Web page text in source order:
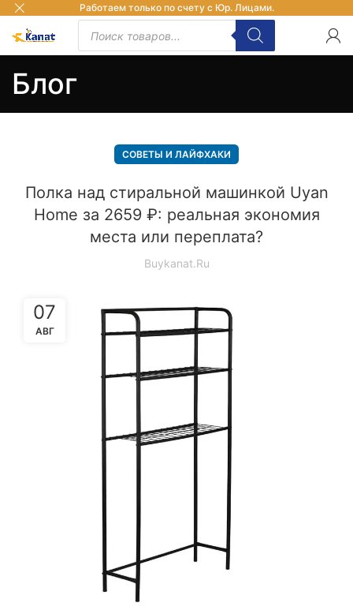
Блог
СОВЕТЫ И ЛАЙФХАКИ
Полка над стиральной машинкой Uyan
Home за 2659 ₽: реальная экономия
места или переплата?
Buykanat.ru
07
АВГ
Работаем только по счету с Юр. Лицами.